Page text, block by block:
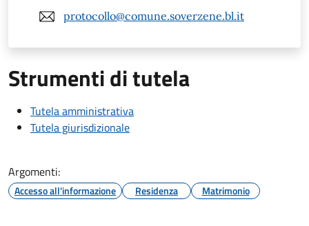
protocollo@comune.soverzene.bl.it
Strumenti di tutela
Tutela amministrativa
Tutela giurisdizionale
Argomenti:
Accesso all'informazione Residenza Matrimonio